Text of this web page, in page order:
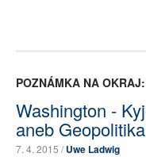
POZNÁMKA NA OKRAJ:
Washington -
aneb
7. 4. 2015 /Uwe Ladwig